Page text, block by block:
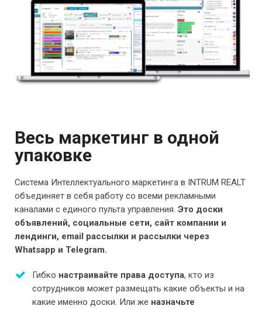
Весь маркетинг в одной
упаковке
Система Интеллектуального маркетинга в INTRUM REALT
объединяет в себя работу со всеми рекламными
каналами с единого пульта управления. Это доски
объявлений, социальные сети, сайт компании и
лендинги, email рассылки и рассылки через
Whatsapp и Telegram.
Гибко настраивайте права доступа, кто из
сотрудников может размещать какие объекты и на
какие именно доски. Или же назначьте